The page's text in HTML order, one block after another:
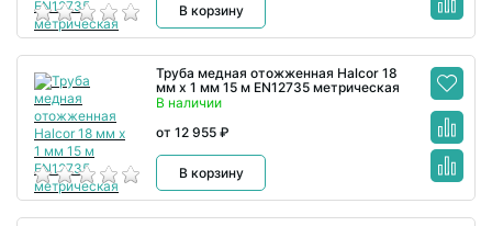
В корзину
Труба медная отожженная Halcor 18
мм x 1 мм 15 м EN12735 метрическая
В наличии
от 12 955 ₽
В корзину